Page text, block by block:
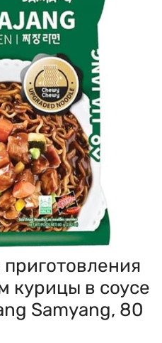
курицы в соусе
Samyang, 80